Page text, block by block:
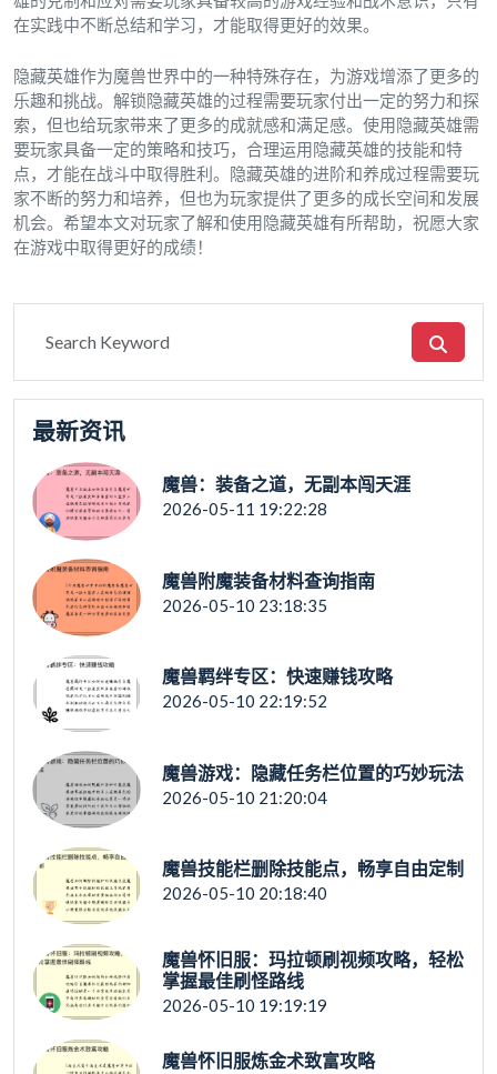
在实践中不断总结和学习，才能取得更好的效果。
隐藏英雄作为魔兽世界中的一种特殊存在，为游戏增添了更多的
乐趣和挑战。解锁隐藏英雄的过程需要玩家付出一定的努力和探
索，但也给玩家带来了更多的成就感和满足感。使用隐藏英雄需
要玩家具备一定的策略和技巧，合理运用隐藏英雄的技能和特
点，才能在战斗中取得胜利。隐藏英雄的进阶和养成过程需要玩
家不断的努力和培养，但也为玩家提供了更多的成长空间和发展
机会。希望本文对玩家了解和使用隐藏英雄有所帮助，祝愿大家
在游戏中取得更好的成绩！
最新资讯
魔兽：装备之道，无副本闯天涯
2026-05-11 19:22:28
魔兽附魔装备材料查询指南
2026-05-10 23:18:35
魔兽羁绊专区：快速赚钱攻略
2026-05-10 22:19:52
魔兽游戏：隐藏任务栏位置的巧妙玩法
2026-05-10 21:20:04
魔兽技能栏删除技能点，畅享自由定制
2026-05-10 20:18:40
魔兽怀旧服：玛拉顿刷视频攻略，轻松
掌握最佳刷怪路线
2026-05-10 19:19:19
魔兽怀旧服炼金术致富攻略